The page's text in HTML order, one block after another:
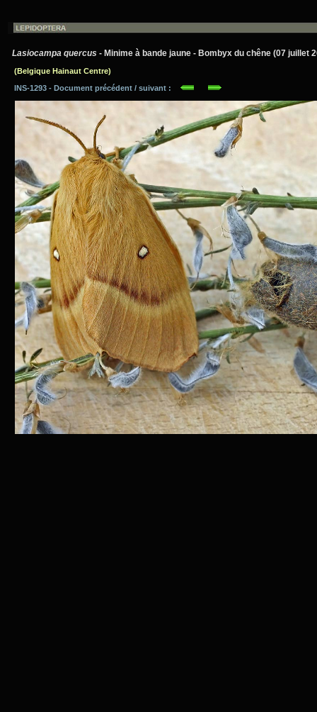
Lasiocampa quercus - Minime à bande jaune - Bombyx du chêne (07 juillet
(Belgique Hainaut Centre)
INS-1293 - Document précédent / suivant :